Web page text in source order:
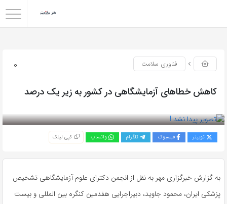
0 فناوری سلامت
کاهش خطاهای آزمایشگاهی در کشور به زیر یک درصد
توییتر فیسبوک تلگرام واتساپ کپی لینک
به گزارش خبرگزاری مهر به نقل از انجمن دکترای علوم آزمایشگاهی تشخیص
پزشکی ایران، محمود جاوید، دبیراجرایی هفدمین کنگره بین المللی و بیست